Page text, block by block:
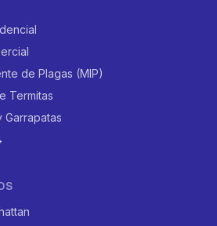
de Plagas (MIP)
Termitas